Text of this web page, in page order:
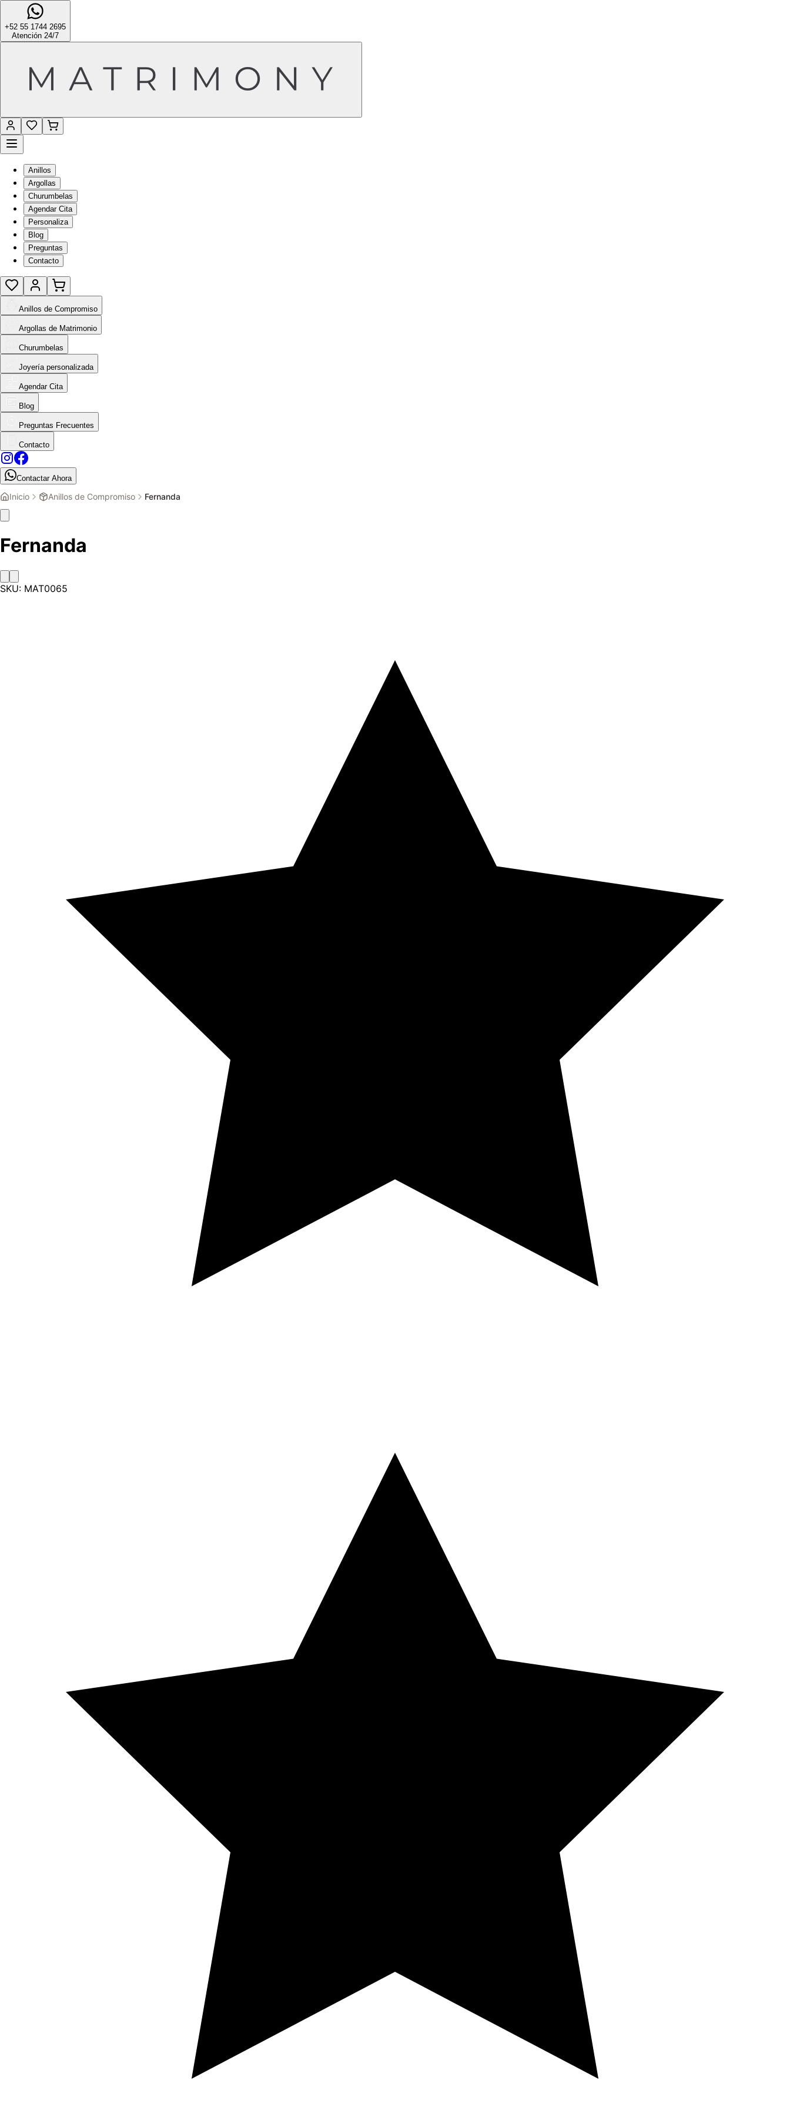
+52 55 1744 2695
Atención 24/7
Anillos
Argollas
Churumbelas
Agendar Cita
Personaliza
Blog
Preguntas
Contacto
Anillos de Compromiso
Argollas de Matrimonio
Churumbelas
Joyería personalizada
Agendar Cita
Blog
Preguntas Frecuentes
Contacto
Contactar Ahora
Inicio Anillos de Compromiso Fernanda
Fernanda
SKU: MAT0065